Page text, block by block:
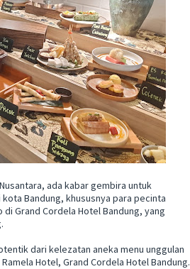
Nusantara, ada kabar gembira untuk
Bandung, khususnya para pecinta
Grand Cordela Hotel Bandung, yang
dari kelezatan aneka menu unggulan
Hotel, Grand Cordela Hotel Bandung.